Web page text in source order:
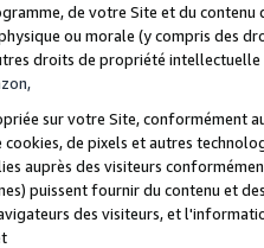
de votre Site et du
ou morale (y compris des
droits de propriété
sur votre Site, conformément
de pixels et autres
auprès des visiteurs
puissent fournir du contenu et
des visiteurs, et